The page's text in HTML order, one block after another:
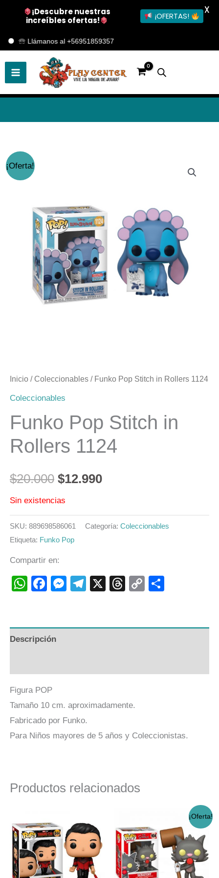
🕾 Llámanos al +56951859357
al
contenido
¡Oferta!
Inicio / Coleccionables / Funko Pop Stitch in Rollers 1124
Coleccionables
Funko Pop Stitch in
Rollers 1124
$20.000
original
era:
$20.000.
$12.990
actual
es:
$12.990.
Sin existencias
SKU: 889698586061 Categoría: Coleccionables
Etiqueta: Funko Pop
Compartir en:
WhatsApp
Facebook
Messenger
Telegram
X Threads
Copy
Descripción
Figura POP
Tamaño 10 cm. aproximadamente.
Fabricado por Funko.
Para Niños mayores de 5 años y Coleccionistas.
Productos relacionados
¡Oferta!
original
era:
$17.990.
actual
es:
$14.990.
¡Descubre nuestras
increíbles ofertas!
¡OFERTAS!
X